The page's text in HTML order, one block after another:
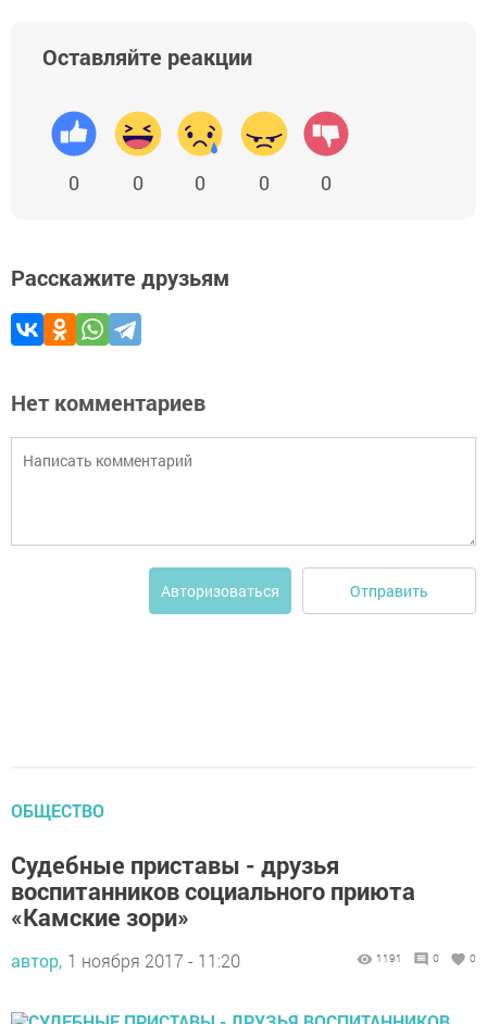
Оставляйте реакции
0 0 0 0 0
Расскажите друзьям
Нет комментариев
Авторизоваться Отправить
ОБЩЕСТВО
Судебные приставы - друзья
воспитанников социального приюта
«Камские зори»
автор, 1 ноября 2017 - 11:20 1191 0 0